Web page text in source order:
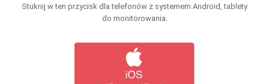
Stuknij w ten przycisk dla telefonów z systemem Android, tablety
do monitorowania.